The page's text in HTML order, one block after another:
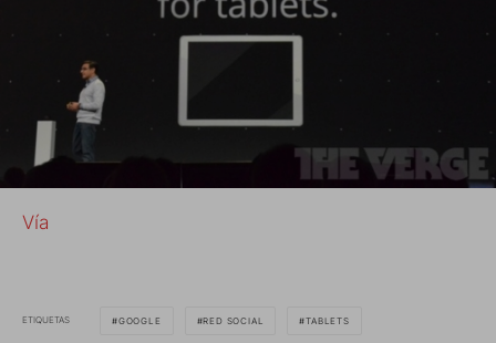
Vía
ETIQUETAS GOOGLE RED SOCIAL TABLETS